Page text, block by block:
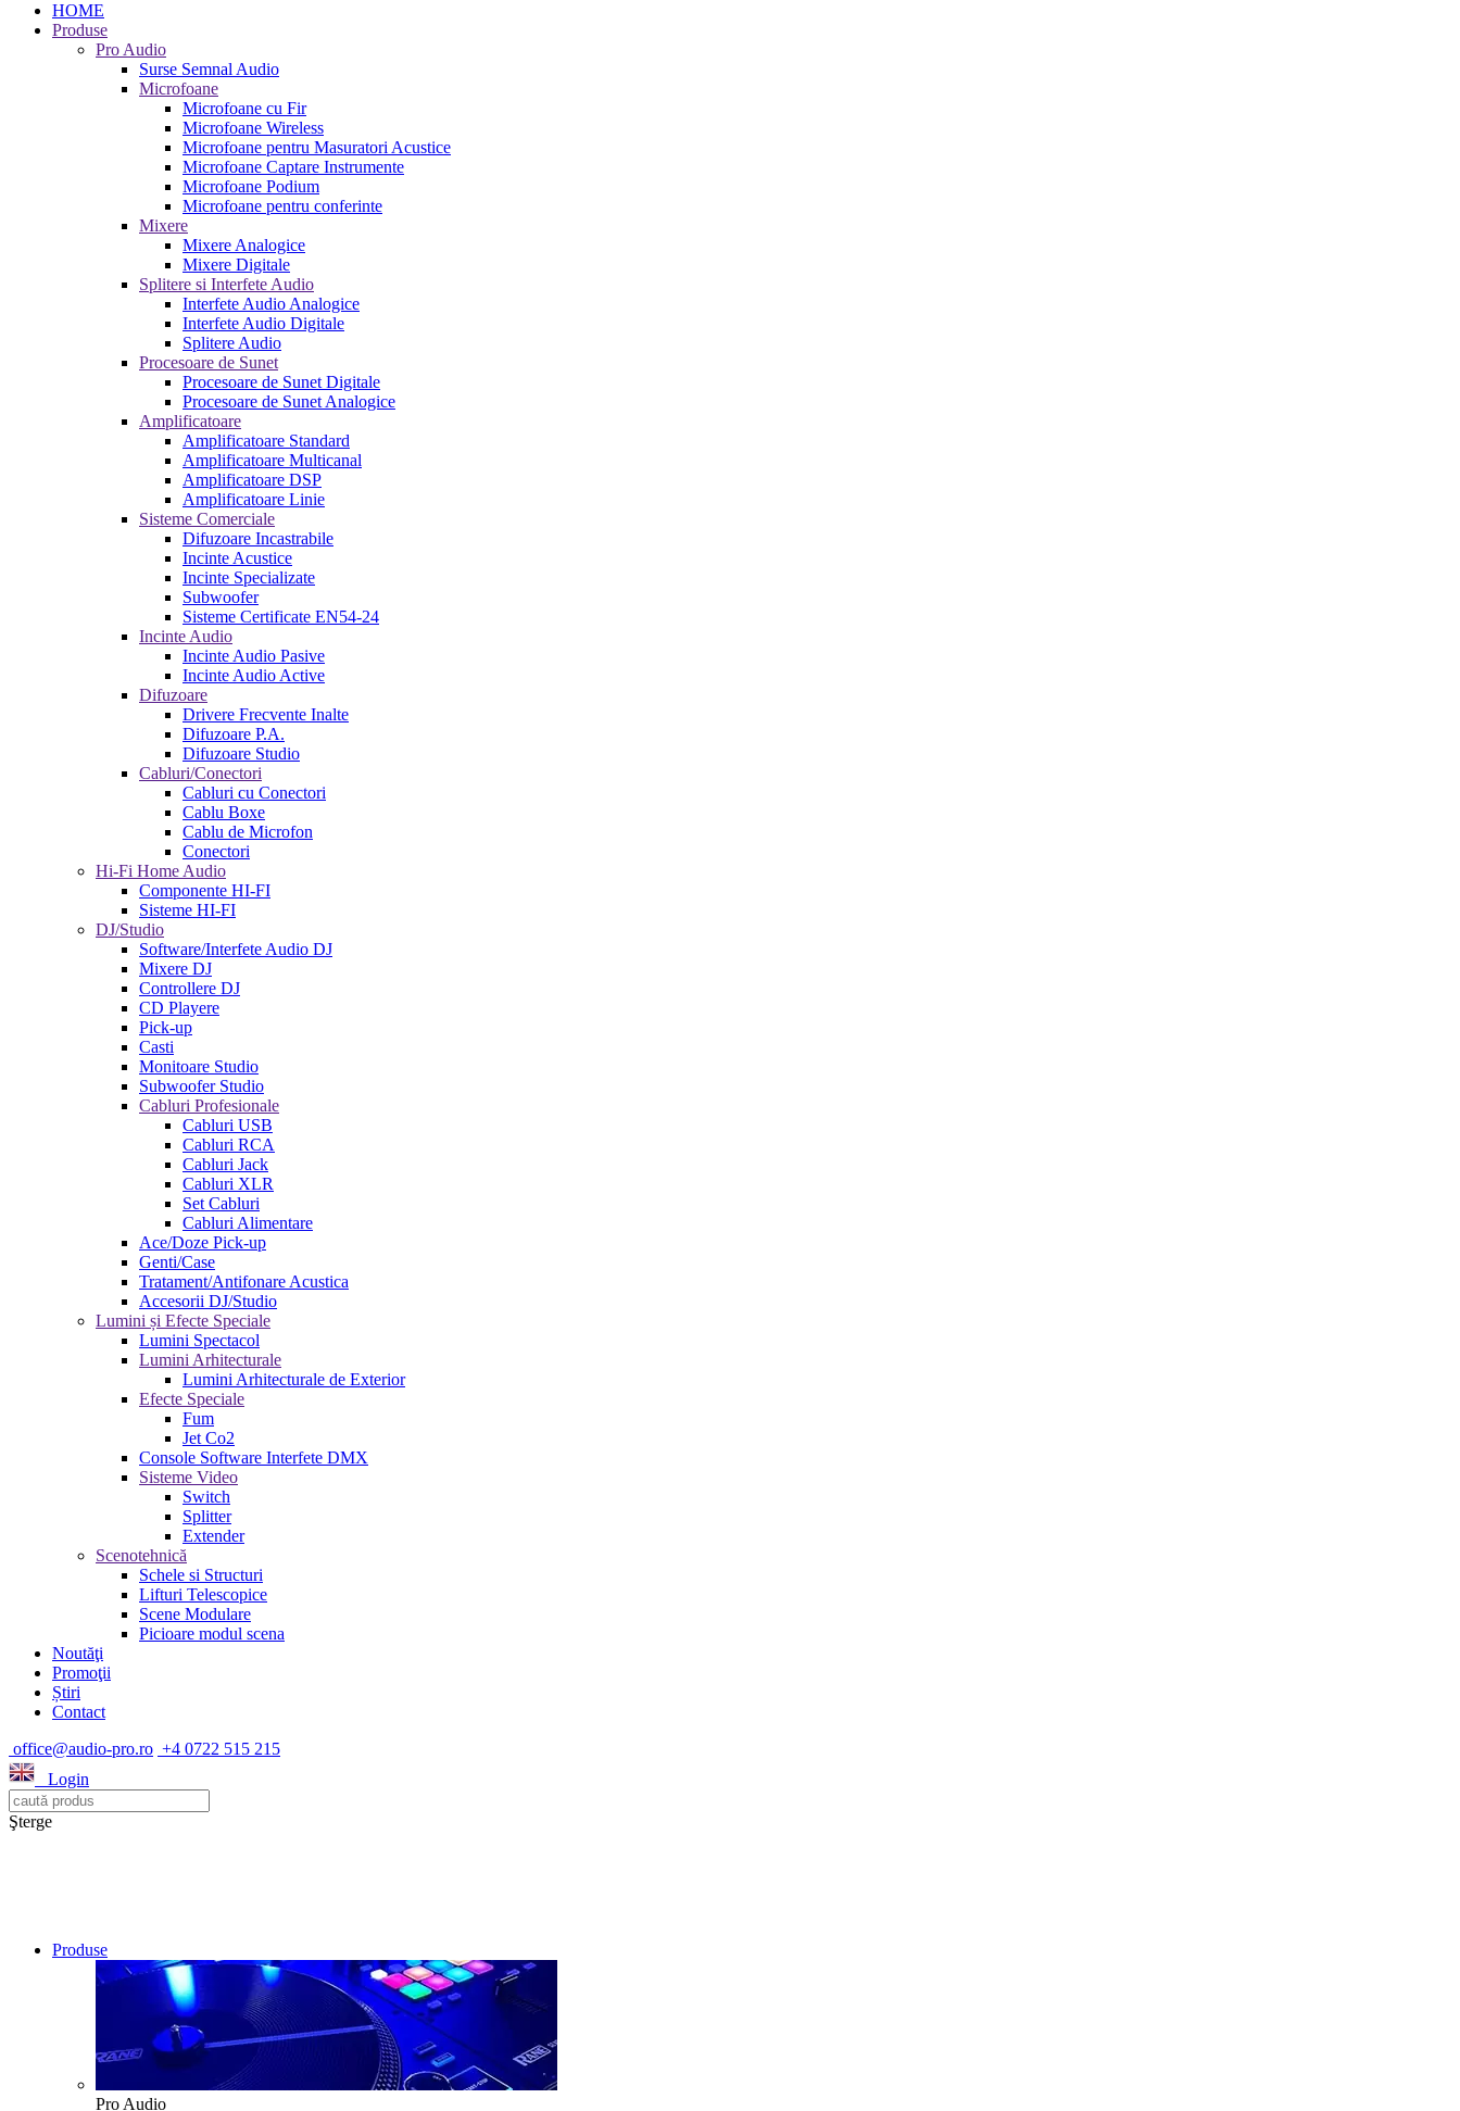
HOME
Produse
Pro Audio
Surse Semnal Audio
Microfoane
Microfoane cu Fir
Microfoane Wireless
Microfoane pentru Masuratori Acustice
Microfoane Captare Instrumente
Microfoane Podium
Microfoane pentru conferinte
Mixere
Mixere Analogice
Mixere Digitale
Splitere si Interfete Audio
Interfete Audio Analogice
Interfete Audio Digitale
Splitere Audio
Procesoare de Sunet
Procesoare de Sunet Digitale
Procesoare de Sunet Analogice
Amplificatoare
Amplificatoare Standard
Amplificatoare Multicanal
Amplificatoare DSP
Amplificatoare Linie
Sisteme Comerciale
Difuzoare Incastrabile
Incinte Acustice
Incinte Specializate
Subwoofer
Sisteme Certificate EN54-24
Incinte Audio
Incinte Audio Pasive
Incinte Audio Active
Difuzoare
Drivere Frecvente Inalte
Difuzoare P.A.
Difuzoare Studio
Cabluri/Conectori
Cabluri cu Conectori
Cablu Boxe
Cablu de Microfon
Conectori
Hi-Fi Home Audio
Componente HI-FI
Sisteme HI-FI
DJ/Studio
Software/Interfete Audio DJ
Mixere DJ
Controllere DJ
CD Playere
Pick-up
Casti
Monitoare Studio
Subwoofer Studio
Cabluri Profesionale
Cabluri USB
Cabluri RCA
Cabluri Jack
Cabluri XLR
Set Cabluri
Cabluri Alimentare
Ace/Doze Pick-up
Genti/Case
Tratament/Antifonare Acustica
Accesorii DJ/Studio
Lumini și Efecte Speciale
Lumini Spectacol
Lumini Arhitecturale
Lumini Arhitecturale de Exterior
Efecte Speciale
Fum
Jet Co2
Console Software Interfete DMX
Sisteme Video
Switch
Splitter
Extender
Scenotehnică
Schele si Structuri
Lifturi Telescopice
Scene Modulare
Picioare modul scena
Noutăţi
Promoţii
Știri
Contact
office@audio-pro.ro +4 0722 515 215
Login
Şterge
Produse
Pro Audio